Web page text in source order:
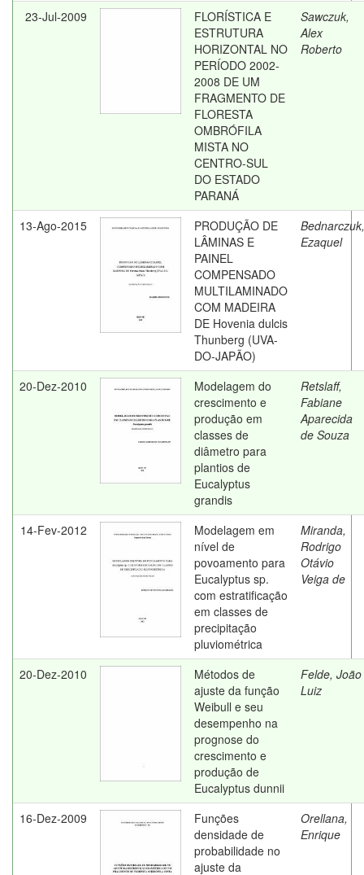
23-Jul-2009
FLORÍSTICA E
ESTRUTURA
HORIZONTAL NO
PERÍODO 2002-
2008 DE UM
FRAGMENTO DE
FLORESTA
OMBRÓFILA
MISTA NO
CENTRO-SUL
DO ESTADO
PARANÁ
Sawczuk,
Alex
Roberto
13-Ago-2015
PRODUÇÃO DE
LÂMINAS E
PAINEL
COMPENSADO
MULTILAMINADO
COM MADEIRA
DE Hovenia dulcis
Thunberg (UVA-
DO-JAPÃO)
Bednarczuk,
Ezaquel
20-Dez-2010
Modelagem do
crescimento e
produção em
classes de
diâmetro para
plantios de
Eucalyptus
grandis
Retslaff,
Fabiane
Aparecida
de Souza
14-Fev-2012
Modelagem em
nível de
povoamento para
Eucalyptus sp.
com estratificação
em classes de
precipitação
pluviométrica
Miranda,
Rodrigo
Otávio
Veiga de
20-Dez-2010
Métodos de
ajuste da função
Weibull e seu
desempenho na
prognose do
crescimento e
produção de
Eucalyptus dunnii
Felde, João
Luiz
16-Dez-2009
Funções
densidade de
probabilidade no
ajuste da
Orellana,
Enrique